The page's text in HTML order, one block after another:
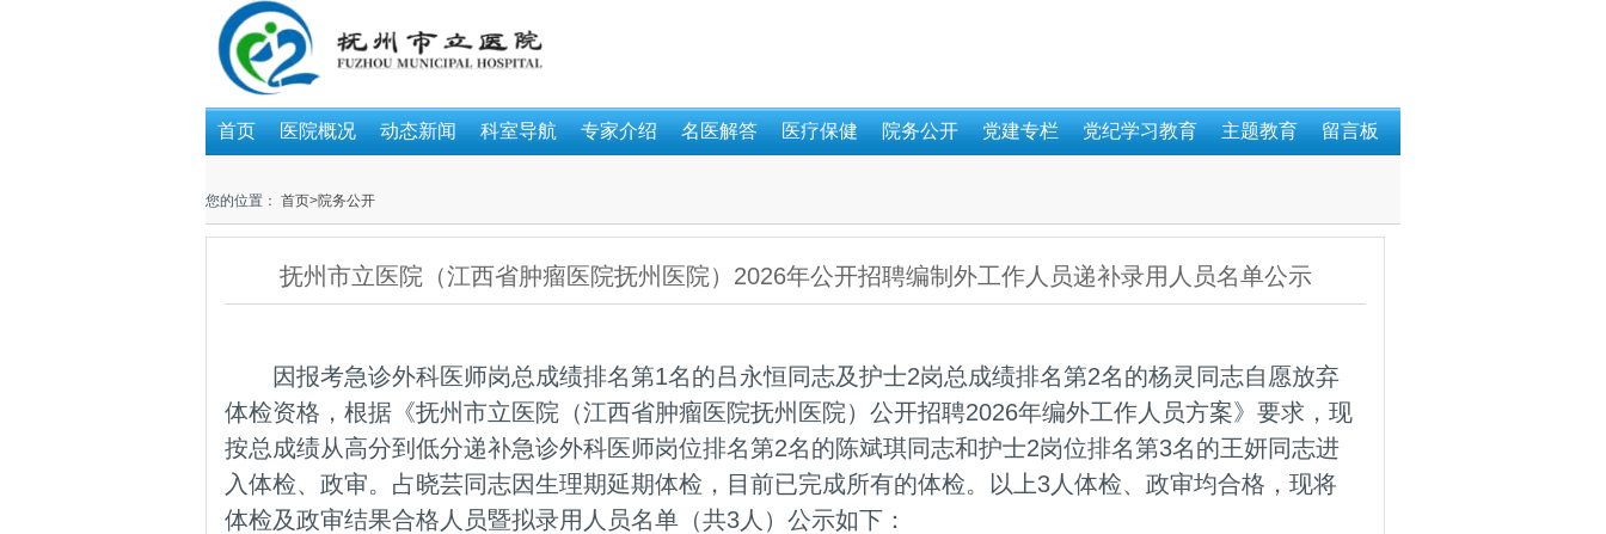
首页 医院概况 动态新闻 科室导航 专家介绍 名医解答 医疗保健 院务公开 党建专栏 党纪学习教育 主题教育 留言板
您的位置： 首页>院务公开
抚州市立医院（江西省肿瘤医院抚州医院）2026年公开招聘编制外工作人员递补录用人员名单公示
因报考急诊外科医师岗总成绩排名第1名的吕永恒同志及护士2岗总成绩排名第2名的杨灵同志自愿放弃
体检资格，根据《抚州市立医院（江西省肿瘤医院抚州医院）公开招聘2026年编外工作人员方案》要求，现
按总成绩从高分到低分递补急诊外科医师岗位排名第2名的陈斌琪同志和护士2岗位排名第3名的王妍同志进
入体检、政审。占晓芸同志因生理期延期体检，目前已完成所有的体检。以上3人体检、政审均合格，现将
体检及政审结果合格人员暨拟录用人员名单（共3人）公示如下：